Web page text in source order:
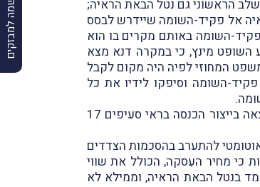
הרשמה למבזקים
סעיף 85א(ג)(1) לפקודה, על הנישום מוטל בשלב הראשוני גם נטל הבאת הראיה;
עָרך מחקר שוק לפי סעיף 85(ג)(2), יעבור נטל הבאת הראיה אל פקיד-השומה שיידרש לבסס
פקיד-השומה באותם מקרים בו הוא
הראיה הקיימים בסעיף 85א לפקודה. לאור זאת, קבע השופט מינץ, כי במקרה דנא מצא
המחוזי לפיה היה מקום לקבל
השומה וסיפקו לידיו את כל
לגופו של עניין, קבע השופט מינץ, כי בדין קבע השופט אלטוביה כי עלות הקצאת האופציות לעובדי חברת הבת היא בגֶדר הוצאה בייצור הכנסה בראי סעיפים 17
להתערב בהסכמות הצדדים
כי מחיר העִסקה, הכולל את שווי
בנטל הבאת הראיה, וממילא לא